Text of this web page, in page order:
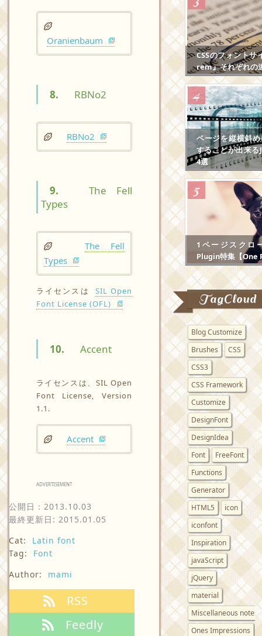
Oranienbaum
8. RBNo2
RBNo2
9.
The Fell
Types
The Fell
Types
ライセンスは
SIL Open
Font License (OFL)
10. Accent
ライセンスは、SIL Open
Font License, Version
1.1.
Accent
ADVERTISEMENT
公開日： 2013.10.03
最終更新日: 2015.01.05
Cat:
Latin font
Tag:
Font
Author:
mami
RSS
Feedly
CSSのフォント
rem』それぞれの
ページを縦横斜
することが出来
4選
1ページスクロ
Plugin特集【One
TagCloud
Blog Customize
Brushes
CSS
CSS3
CSS Framework
Customize
DesignFont
DesignIdea
Font
FreeFont
Functions
Generator
HTML5
icon
iconfont
Inspiration
javaScript
jQuery
material
Miscellaneous notes
Ones Impressions